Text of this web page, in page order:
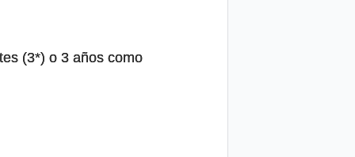
(3*) o 3 años como